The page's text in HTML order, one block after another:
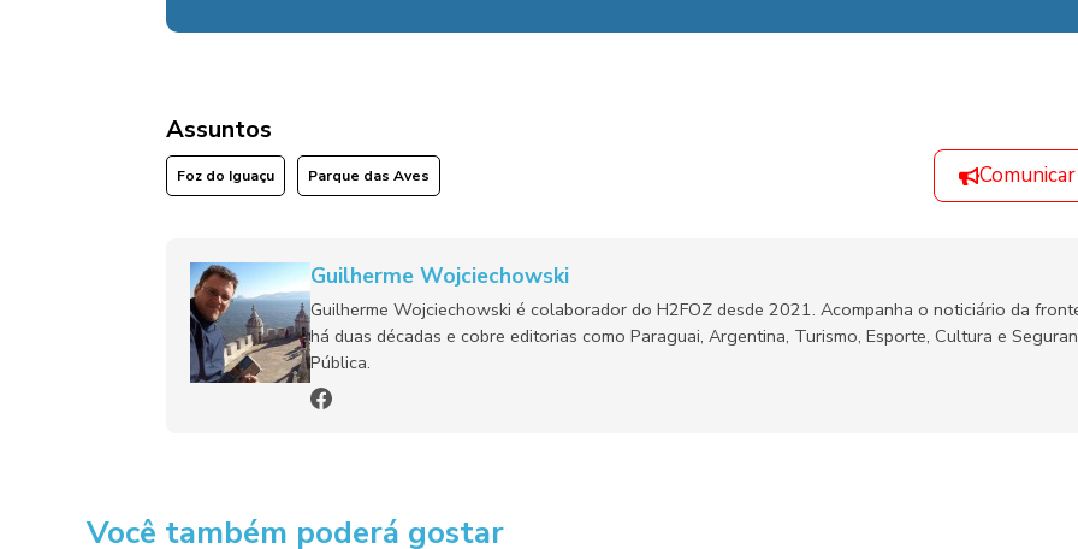
Assuntos
Foz do Iguaçu Parque das Aves
Guilherme Wojciechowski
Guilherme Wojciechowski é colaborador do H2FOZ desde 2021. Acompanha o noticiário da
há duas décadas e cobre editorias como Paraguai, Argentina, Turismo, Esporte, Cultura e
Pública.
Você também poderá gostar